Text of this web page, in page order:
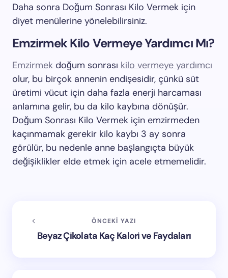
Daha sonra Doğum Sonrası Kilo Vermek için
diyet menülerine yönelebilirsiniz.
Emzirmek Kilo Vermeye Yardımcı Mı?
Emzirmek doğum sonrası kilo vermeye yardımcı
olur, bu birçok annenin endişesidir, çünkü süt
üretimi vücut için daha fazla enerji harcaması
anlamına gelir, bu da kilo kaybına dönüşür.
Doğum Sonrası Kilo Vermek için emzirmeden
kaçınmamak gerekir kilo kaybı 3 ay sonra
görülür, bu nedenle anne başlangıçta büyük
değişiklikler elde etmek için acele etmemelidir.
ÖNCEKI YAZI
Beyaz Çikolata Kaç Kalori ve Faydaları